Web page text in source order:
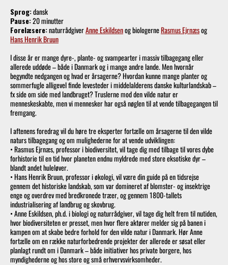
Sprog:dansk
Pause:20 minutter
Forelæsere:naturrådgiverAnne Eskildsenog biologerneRasmus Ejrnæsog
Hans Henrik Bruun
I disse år er mange dyre-, plante- og svampearter i massiv tilbagegang eller
allerede uddøde – både i Danmark og i mange andre lande. Men hvornår
begyndte nedgangen og hvad er årsagerne? Hvordan kunne mange planter og
sommerfugle alligevel finde levesteder i middelalderens danske kulturlandskab –
fx side om side med landbruget? Truslerne mod den vilde natur er
menneskeskabte, men vi mennesker har også nøglen til at vende tilbagegangen til
fremgang.
I aftenens foredrag vil du høre tre eksperter fortælle om årsagerne til den vilde
naturs tilbagegang og om mulighederne for at vende udviklingen:
• Rasmus Ejrnæs, professor i biodiversitet, vil tage dig med tilbage til vores dybe
forhistorie til en tid hvor planeten endnu myldrede med store eksotiske dyr –
blandt andet huleløver.
• Hans Henrik Bruun, professor i økologi, vil være din guide på en tidsrejse
gennem det historiske landskab, som var domineret af blomster- og insektrige
enge og overdrev med bredkronede træer, og gennem 1800-tallets
industrialisering af landbrug og skovbrug.
• Anne Eskildsen, ph.d. i biologi og naturrådgiver, vil tage dig helt frem til nutiden,
hvor biodiversiteten er presset, men hvor flere aktører melder sig på banen i
kampen om at skabe bedre forhold for den vilde natur i Danmark. Hør Anne
fortælle om en række naturforbedrende projekter der allerede er søsat eller
planlagt rundt om i Danmark – både initiativer hos private borgere, hos
myndighederne og hos store og små erhvervsvirksomheder.